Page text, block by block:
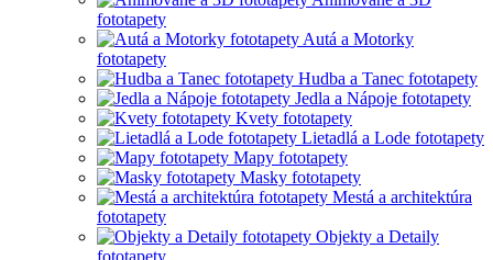
fototapety
Autá a Motorky
fototapety
Hudba a Tanec fototapety
Jedla a Nápoje fototapety
Kvety fototapety
Lietadlá a Lode fototapety
Mapy fototapety
Masky fototapety
Mestá a architektúra
fototapety
Objekty a Detaily
fototapety